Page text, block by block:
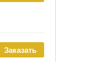
Заказать